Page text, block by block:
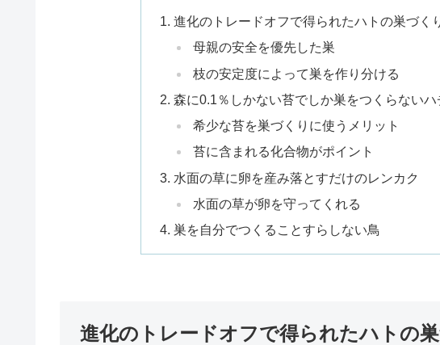
進化のトレードオフで得られたハトの巣づく
母親の安全を優先した巣
枝の安定度によって巣を作り分ける
森に0.1％しかない苔でしか巣をつくらないハ
希少な苔を巣づくりに使うメリット
苔に含まれる化合物がポイント
水面の草に卵を産み落とすだけのレンカク
水面の草が卵を守ってくれる
巣を自分でつくることすらしない鳥
進化のトレードオフで得られたハトの